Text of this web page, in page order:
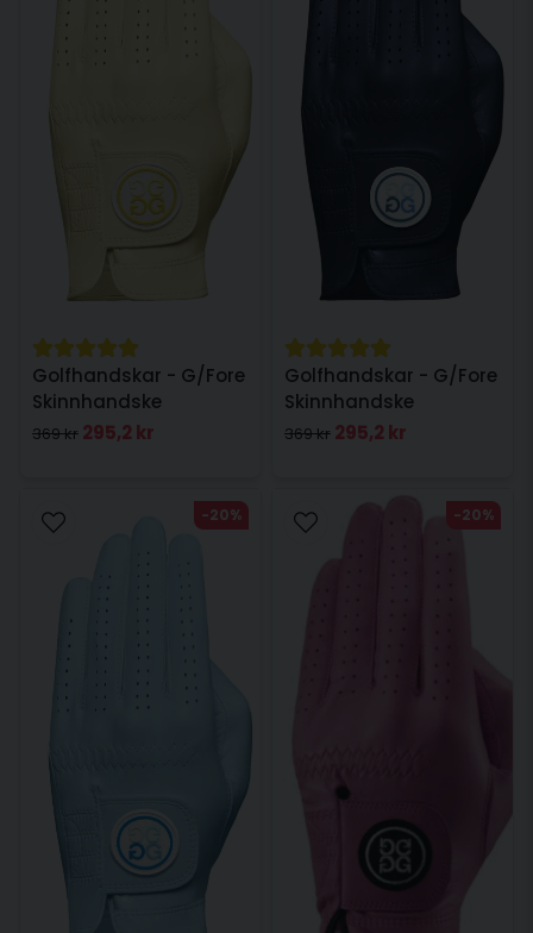
Golfhandskar - G/Fore
Skinnhandske
Vänsterhand Sunshine
369 kr 295,2 kr
Golfhandskar - G/Fore
Skinnhandske
Vänsterhand Marin
369 kr 295,2 kr
-20% -20%